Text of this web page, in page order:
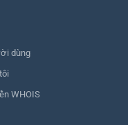
dùng
WHOIS